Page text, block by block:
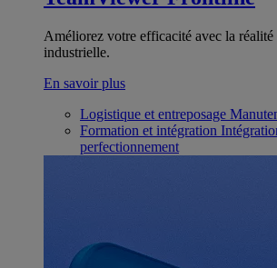
Améliorez votre efficacité avec la réalité
industrielle.
En savoir plus
Logistique et entreposage
Formation et intégration
perfectionnement